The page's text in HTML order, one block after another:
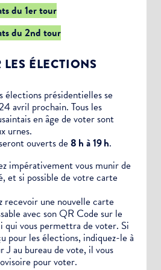
du 1er tour
du 2nd tour
ÉLECTIONS
élections présidentielles se
avril prochain. Tous les
en âge de voter sont
urnes.
ouverts de 8 h à 19 h.
impérativement vous munir de
et si possible de votre carte
recevoir une nouvelle carte
avec son QR Code sur le
qui vous permettra de voter. Si
pour les élections, indiquez-le à
J au bureau de vote, il vous
pour voter.